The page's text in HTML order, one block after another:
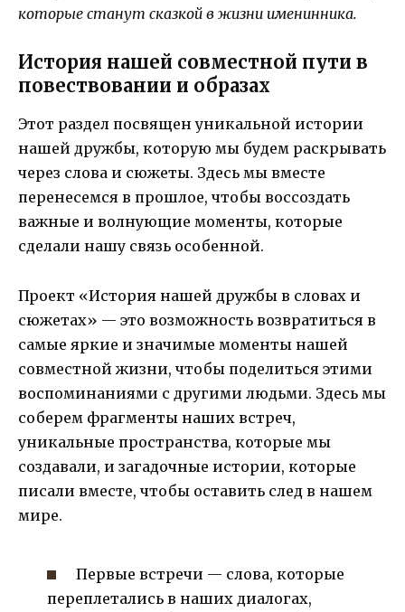
которые станут сказкой в жизни именинника.
История нашей совместной пути в
повествовании и образах
Этот раздел посвящен уникальной истории
нашей дружбы, которую мы будем раскрывать
через слова и сюжеты. Здесь мы вместе
перенесемся в прошлое, чтобы воссоздать
важные и волнующие моменты, которые
сделали нашу связь особенной.
Проект «История нашей дружбы в словах и
сюжетах» — это возможность возвратиться в
самые яркие и значимые моменты нашей
совместной жизни, чтобы поделиться этими
воспоминаниями с другими людьми. Здесь мы
соберем фрагменты наших встреч,
уникальные пространства, которые мы
создавали, и загадочные истории, которые
писали вместе, чтобы оставить след в нашем
мире.
Первые встречи — слова, которые
переплетались в наших диалогах,